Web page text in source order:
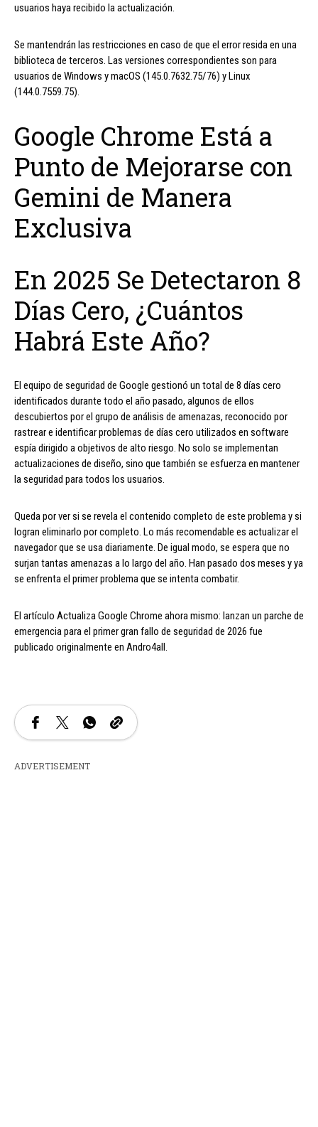
usuarios haya recibido la actualización.
Se mantendrán las restricciones en caso de que el error resida en una
biblioteca de terceros. Las versiones correspondientes son para
usuarios de Windows y macOS (145.0.7632.75/76) y Linux
(144.0.7559.75).
Google Chrome Está a
Punto de Mejorarse con
Gemini de Manera
Exclusiva
En 2025 Se Detectaron 8
Días Cero, ¿Cuántos
Habrá Este Año?
El equipo de seguridad de Google gestionó un total de 8 días cero
identificados durante todo el año pasado, algunos de ellos
descubiertos por el grupo de análisis de amenazas, reconocido por
rastrear e identificar problemas de días cero utilizados en software
espía dirigido a objetivos de alto riesgo. No solo se implementan
actualizaciones de diseño, sino que también se esfuerza en mantener
la seguridad para todos los usuarios.
Queda por ver si se revela el contenido completo de este problema y si
logran eliminarlo por completo. Lo más recomendable es actualizar el
navegador que se usa diariamente. De igual modo, se espera que no
surjan tantas amenazas a lo largo del año. Han pasado dos meses y ya
se enfrenta el primer problema que se intenta combatir.
El artículo Actualiza Google Chrome ahora mismo: lanzan un parche de
emergencia para el primer gran fallo de seguridad de 2026 fue
publicado originalmente en Andro4all.
ADVERTISEMENT